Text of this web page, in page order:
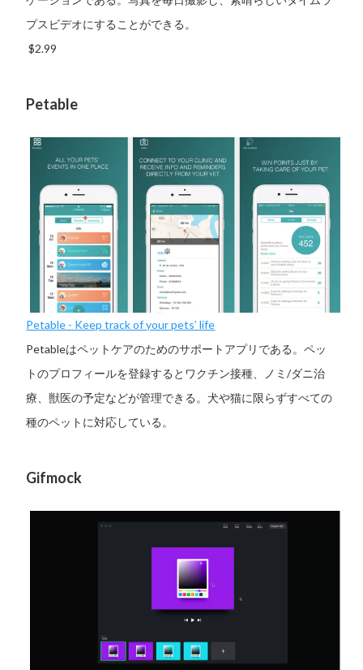
プスビデオにすることができる。
$2.99
Petable
Petable - Keep track of your pets’ life
Petableはペットケアのためのサポートアプリである。ペッ
トのプロフィールを登録するとワクチン接種、ノミ/ダニ治
療、獣医の予定などが管理できる。犬や猫に限らずすべての
種のペットに対応している。
Gifmock